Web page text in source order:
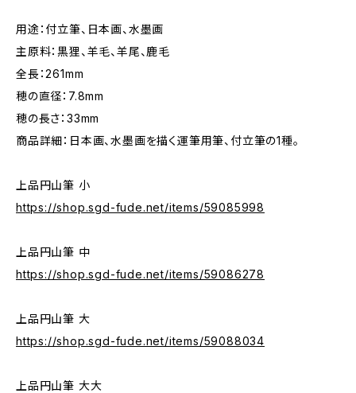
用途：付立筆、日本画、水墨画
主原料：黒狸、羊毛、羊尾、鹿毛
全長：261mm
穂の直径：7.8mm
穂の長さ：33mm
商品詳細：日本画、水墨画を描く運筆用筆、付立筆の1種。
上品円山筆 小
https://shop.sgd-fude.net/items/59085998
上品円山筆 中
https://shop.sgd-fude.net/items/59086278
上品円山筆 大
https://shop.sgd-fude.net/items/59088034
上品円山筆 大大